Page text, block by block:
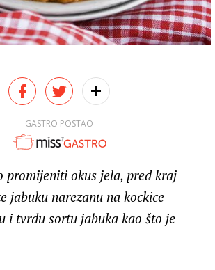
GASTRO POSTAO
promijeniti okus jela, pred kraj
jabuku narezanu na kockice -
i tvrdu sortu jabuka kao što je